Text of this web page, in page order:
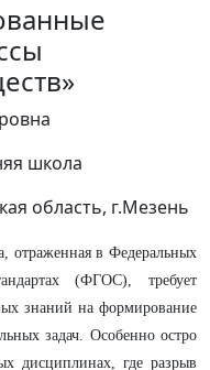
школа
область, г.Мезень
отраженная в Федеральных
(ФГОС), требует
знаний на формирование
задач. Особенно остро
дисциплинах, где разрыв